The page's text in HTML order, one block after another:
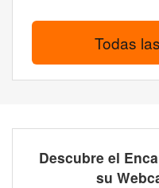
Todas
Descubre el
su